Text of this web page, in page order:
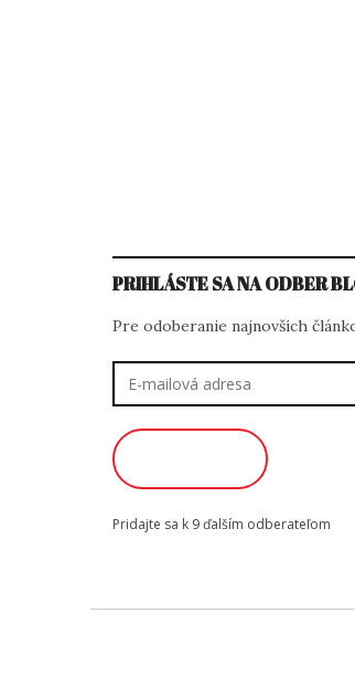
PRIHLÁSTE SA NA ODBER
Pre odoberanie najnovších
Pridajte sa k 9 ďalším odberateľom